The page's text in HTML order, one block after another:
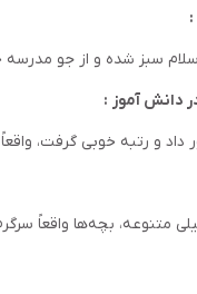
سبز شده و از جو مدرسه
دانش آموز :
داد و رتبه خوبی گرفت،
متنوعه، بچه‌ها واقعاً